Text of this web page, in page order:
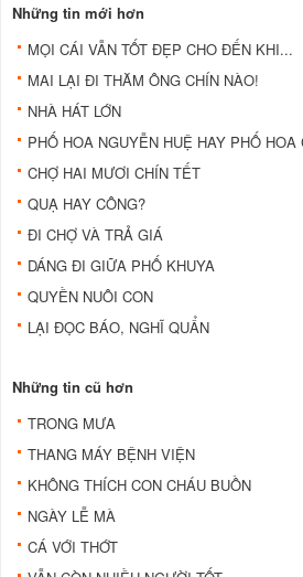
Những tin mới hơn
MỌI CÁI VẪN TỐT ĐẸP CHO ĐẾN KHI...
MAI LẠI ĐI THĂM ÔNG CHÍN NÀO!
NHÀ HÁT LỚN
PHỐ HOA NGUYỄN HUỆ HAY PHỐ HOA
CHỢ HAI MƯƠI CHÍN TẾT
QUẠ HAY CÔNG?
ĐI CHỢ VÀ TRẢ GIÁ
DÁNG ĐI GIỮA PHỐ KHUYA
QUYỀN NUÔI CON
LẠI ĐỌC BÁO, NGHĨ QUẨN
Những tin cũ hơn
TRONG MƯA
THANG MÁY BỆNH VIỆN
KHÔNG THÍCH CON CHÁU BUỒN
NGÀY LỄ MÀ
CÁ VỚI THỚT